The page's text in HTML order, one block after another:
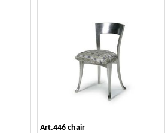
Art.446 chair